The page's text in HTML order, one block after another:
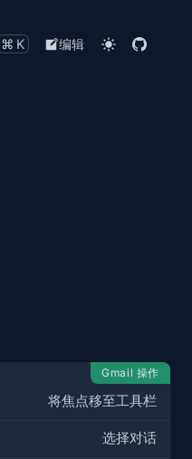
⌘K 编辑
Gmail 操作
将焦点移至工具栏
选择对话